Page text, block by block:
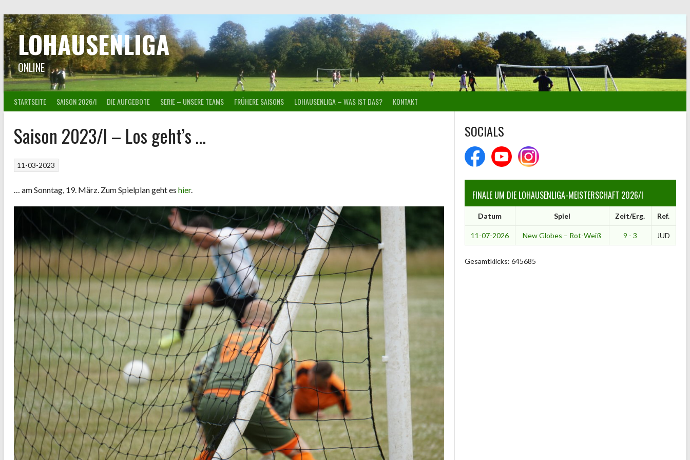
zum
InhaltLOHAUSENLIGA
ONLINE
STARTSEITE SAISON 2026/I DIE AUFGEBOTE SERIE – UNSERE TEAMS FRÜHERE SAISONS LOHAUSENLIGA – WAS IST DAS? KONTAKT
Saison 2023/I – Los geht’s …
11-03-2023
… am Sonntag, 19. März. Zum Spielplan geht es hier.
SOCIALS
FINALE UM DIE LOHAUSENLIGA-MEISTERSCHAFT 2026/I
Datum Spiel Zeit/Erg. Ref.
11-07-2026 New Globes – Rot-Weiß 9 - 3 JUD
Gesamtklicks: 645685